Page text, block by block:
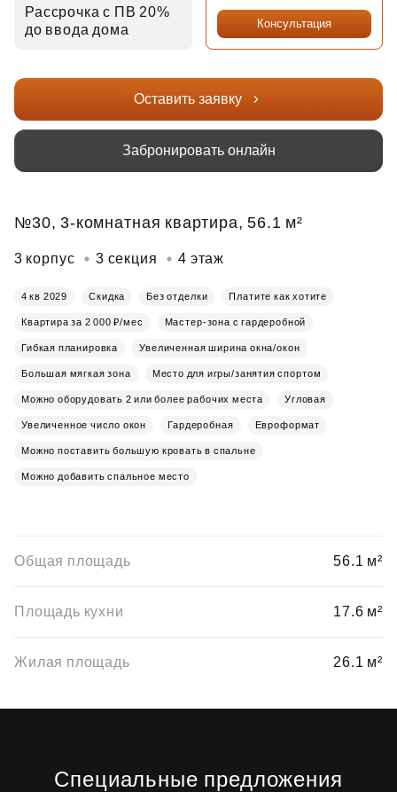
Рассрочка с ПВ 20%
до ввода дома
Консультация
Оставить заявку
Забронировать онлайн
№30, 3-комнатная квартира, 56.1 м²
3 корпус 3 секция 4 этаж
4 кв 2029 Скидка Без отделки Платите как хотите
Квартира за 2 000 ₽/мес Мастер-зона с гардеробной
Гибкая планировка Увеличенная ширина окна/окон
Большая мягкая зона Место для игры/занятия спортом
Можно оборудовать 2 или более рабочих места Угловая
Увеличенное число окон Гардеробная Евроформат
Можно поставить большую кровать в спальне
Можно добавить спальное место
Общая площадь 56.1 м²
Площадь кухни 17.6 м²
Жилая площадь 26.1 м²
Специальные предложения